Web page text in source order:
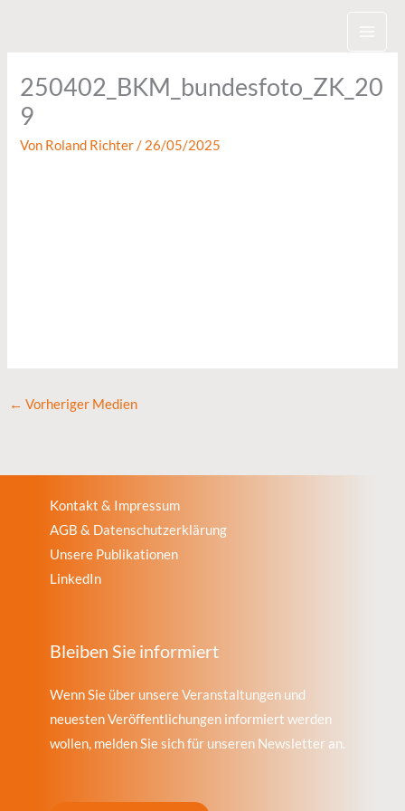
250402_BKM_bundesfoto_ZK_20
9
Von Roland Richter/ 26/05/2025
← Vorheriger Medien
Kontakt & Impressum
AGB & Datenschutzerklärung
Unsere Publikationen
LinkedIn
Bleiben Sie informiert
Wenn Sie über unsere Veranstaltungen und
neuesten Veröffentlichungen informiert werden
wollen, melden Sie sich für unseren Newsletter an.